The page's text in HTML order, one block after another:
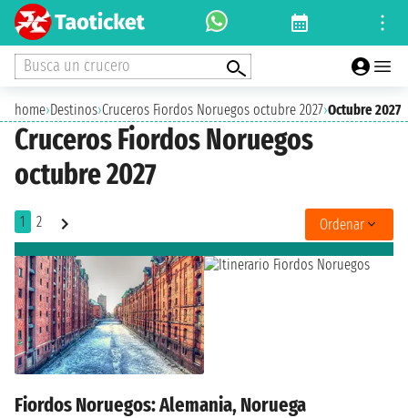
Busca un crucero
home›Destinos›Cruceros Fiordos Noruegos octubre 2027›Octubre 2027
Cruceros Fiordos Noruegos
octubre 2027
1 2 Ordenar
Fiordos Noruegos: Alemania, Noruega